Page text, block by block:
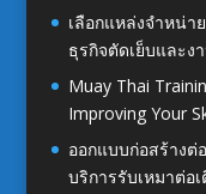
เลือกแหล่งจำหน่
ธุรกิจตัดเย็บและ
Muay Thai
Improving Your
ออกแบบก่อสร้างต่
บริการรับเหมาต่อ